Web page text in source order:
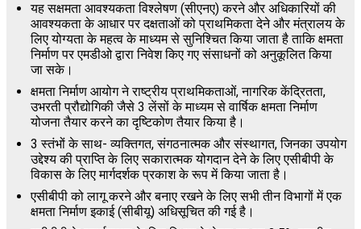
यह सक्षमता आवश्यकता विश्लेषण (सीएनए) करने और अधिकारियों की
आवश्यकता के आधार पर दक्षताओं को प्राथमिकता देने और मंत्रालय के
लिए योग्यता के महत्व के माध्यम से सुनिश्चित किया जाता है ताकि क्षमता
निर्माण पर एमडीओ द्वारा निवेश किए गए संसाधनों को अनुकूलित किया
जा सके।
क्षमता निर्माण आयोग ने राष्ट्रीय प्राथमिकताओं, नागरिक केंद्रितता,
उभरती प्रौद्योगिकी जैसे 3 लेंसों के माध्यम से वार्षिक क्षमता निर्माण
योजना तैयार करने का दृष्टिकोण तैयार किया है।
3 स्तंभों के साथ- व्यक्तिगत, संगठनात्मक और संस्थागत, जिनका उपयोग
उद्देश्य की प्राप्ति के लिए सकारात्मक योगदान देने के लिए एसीबीपी के
विकास के लिए मार्गदर्शक प्रकाश के रूप में किया जाता है।
एसीबीपी को लागू करने और बनाए रखने के लिए सभी तीन विभागों में एक
क्षमता निर्माण इकाई (सीबीयू) अधिसूचित की गई है।